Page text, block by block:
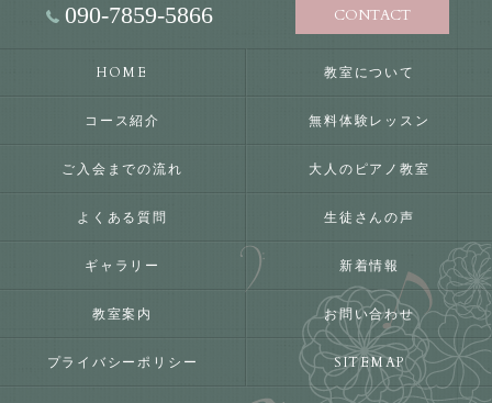
090-7859-5866 CONTACT
HOME 教室について
コース紹介 無料体験レッスン
ご入会までの流れ 大人のピアノ教室
よくある質問 生徒さんの声
ギャラリー 新着情報
教室案内 お問い合わせ
プライバシーポリシー SITEMAP